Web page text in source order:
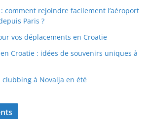
comment rejoindre facilement l’aéroport
Paris ?
vos déplacements en Croatie
Croatie : idées de souvenirs uniques à
clubbing à Novalja en été